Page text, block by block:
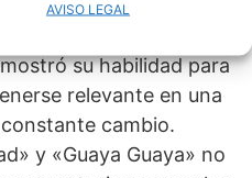
AVISO LEGAL
álbum no solo
su habilidad para
relevante en una
cambio.
y «Guaya Guaya» no